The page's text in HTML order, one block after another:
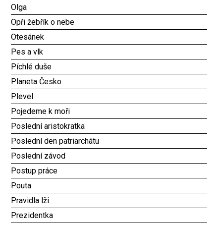
Olga
Opři žebřík o nebe
Otesánek
Pes a vlk
Píchlé duše
Planeta Česko
Plevel
Pojedeme k moři
Poslední aristokratka
Poslední den patriarchátu
Poslední závod
Postup práce
Pouta
Pravidla lži
Prezidentka